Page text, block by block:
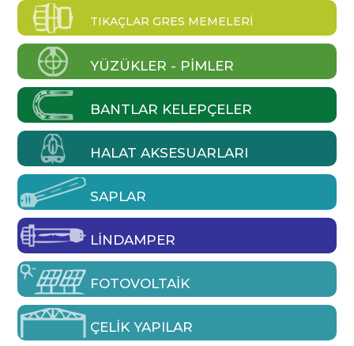
TIKAÇLAR GRES MEMELERI
YÜZÜKLER - PIMLER
BANTLAR KELEPÇELER
HALAT AKSESUARLARI
SAPLAR
LINDAMPER
FOTOVOLTAIK
ÇELIK YAPILAR